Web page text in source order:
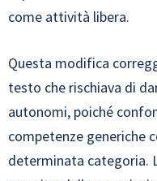
come attività libera.
Questa modifica
testo che rischiava di
autonomi, poiché
competenze generiche
determinata categoria.